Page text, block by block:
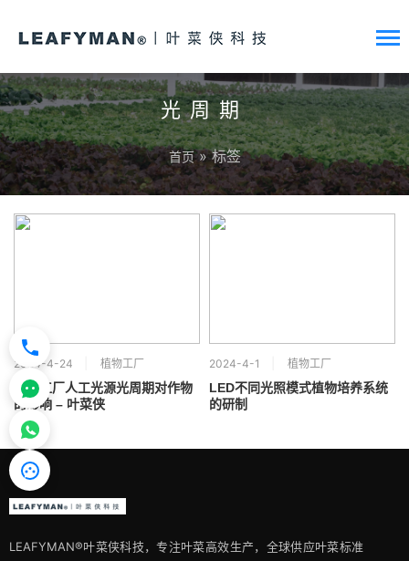
光周期
首页 » 标签
2024-4-24 植物工厂
植物工厂人工光源光周期对作物
的影响 – 叶菜侠
2024-4-1 植物工厂
LED不同光照模式植物培养系统
的研制
LEAFYMAN®️叶菜侠科技，专注叶菜高效生产，全球供应叶菜标准